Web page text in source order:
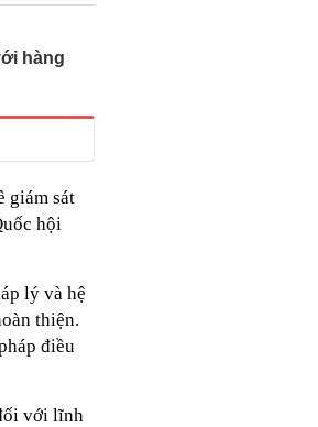
hàng
giám sát
hội
lý và hệ
thiện.
điều
với lĩnh